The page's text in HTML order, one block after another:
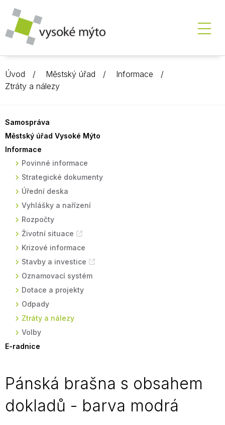
Úvod Městský úřad
Informace
Ztráty a nálezy
Samospráva
Městský úřad Vysoké Mýto
Informace
Povinné informace
Strategické dokumenty
Úřední deska
Vyhlášky a nařízení
Rozpočty
Životní situace
Krizové informace
Stavby a investice
Oznamovací systém
Dotace a projekty
Odpady
Ztráty a nálezy
Volby
E-radnice
Pánská brašna s obsahem
dokladů - barva modrá